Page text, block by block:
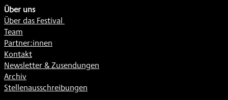
Über uns
Über das Festival
Team
Partner:innen
Kontakt
Newsletter & Zusendungen
Archiv
Stellenausschreibungen